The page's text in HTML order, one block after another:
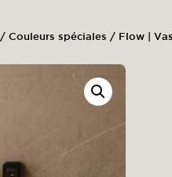
/ Couleurs spéciales / Flow |